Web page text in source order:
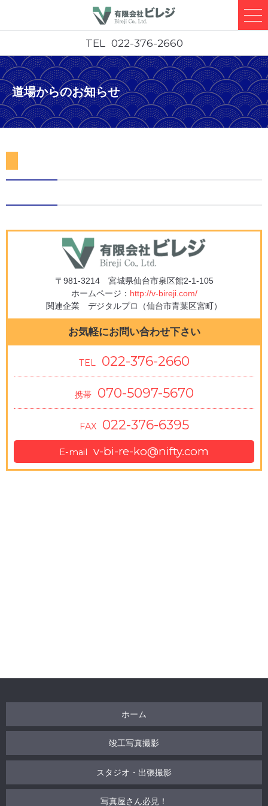
TEL 022-376-2660
道場からのお知らせ
〒981-3214 宮城県仙台市泉区館2-1-105
ホームページ： http://v-bireji.com/
関連企業 デジタルプロ（仙台市青葉区宮町）
お気軽にお問い合わせ下さい
TEL 022-376-2660
携帯 070-5097-5670
FAX 022-376-6395
E-mail v-bi-re-ko@nifty.com
ホーム
竣工写真撮影
スタジオ・出張撮影
写真屋さん必見！